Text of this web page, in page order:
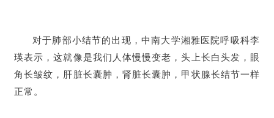
对于肺部小结节的出现，中南大学湘雅医院呼吸科李
瑛表示，这就像是我们人体慢慢变老，头上长白头发，眼
角长皱纹，肝脏长囊肿，肾脏长囊肿，甲状腺长结节一样
正常。